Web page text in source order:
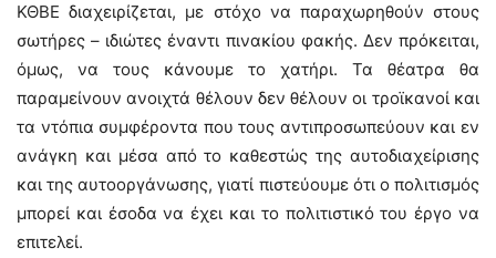
ΚΘΒΕ διαχειρίζεται, με στόχο να παραχωρηθούν στους
σωτήρες – ιδιώτες έναντι πινακίου φακής. Δεν πρόκειται,
όμως, να τους κάνουμε το χατήρι. Τα θέατρα θα
παραμείνουν ανοιχτά θέλουν δεν θέλουν οι τροϊκανοί και
τα ντόπια συμφέροντα που τους αντιπροσωπεύουν και εν
ανάγκη και μέσα από το καθεστώς της αυτοδιαχείρισης
και της αυτοοργάνωσης, γιατί πιστεύουμε ότι ο πολιτισμός
μπορεί και έσοδα να έχει και το πολιτιστικό του έργο να
επιτελεί.